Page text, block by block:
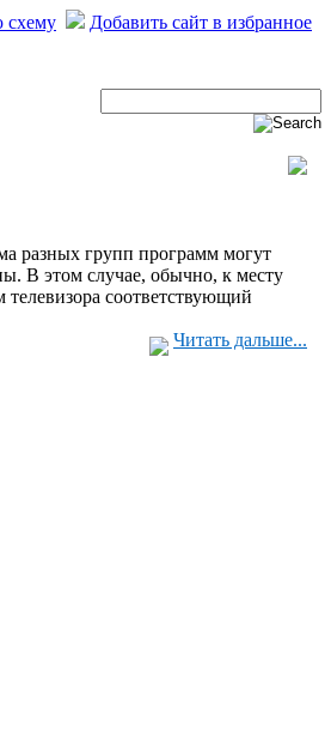
схему
Добавить сайт в избранное
разных групп программ могут
В этом случае, обычно, к месту
соответствующий
Читать дальше...